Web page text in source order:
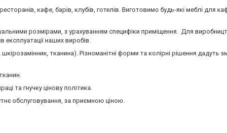
кафе, барів, клубів, готелів. Виготовимо будь-які меблі для
розмірами, з урахуванням специфіки приміщення. Для
експлуатації наших виробів.
тканина). Різноманітні форми та колірні рішення дадуть
та гнучку цінову політика.
обслуговування, за приємною ціною.